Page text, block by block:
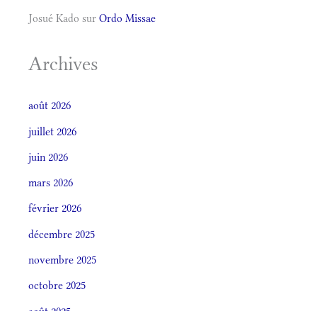
Josué Kado sur Ordo Missae
Archives
août 2026
juillet 2026
juin 2026
mars 2026
février 2026
décembre 2025
novembre 2025
octobre 2025